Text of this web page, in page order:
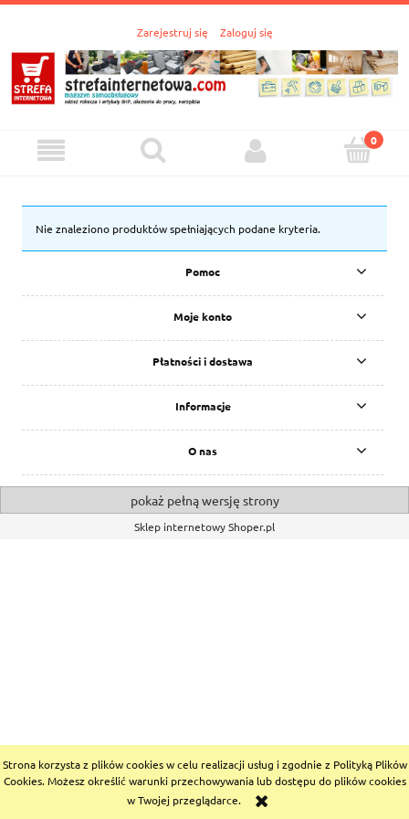
Strona korzysta z plików cookies w celu realizacji usług i zgodnie z Polityką Plików
Cookies. Możesz określić warunki przechowywania lub dostępu do plików cookies
w Twojej przeglądarce.
Zarejestruj się Zaloguj się
Nie znaleziono produktów spełniających podane kryteria.
Pomoc
Moje konto
Płatności i dostawa
Informacje
O nas
pokaż pełną wersję strony
Sklep internetowy Shoper.pl